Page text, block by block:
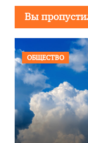
Вы
ОБЩЕСТВО